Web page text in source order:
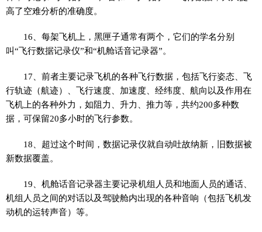
高了空难分析的准确度。
16、每架飞机上，黑匣子通常有两个，它们的学名分别
叫“飞行数据记录仪”和“机舱话音记录器”。
17、前者主要记录飞机的各种飞行数据，包括飞行姿态、飞
行轨迹（航迹）、飞行速度、加速度、经纬度、航向以及作用在
飞机上的各种外力，如阻力、升力、推力等，共约200多种数
据，可保留20多小时的飞行参数。
18、超过这个时间，数据记录仪就自动吐故纳新，旧数据被
新数据覆盖。
19、机舱话音记录器主要记录机组人员和地面人员的通话、
机组人员之间的对话以及驾驶舱内出现的各种音响（包括飞机发
动机的运转声音）等。